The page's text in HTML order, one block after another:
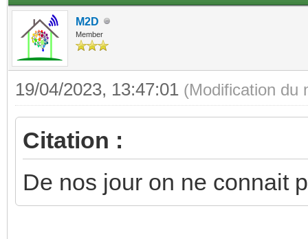
M2D
Member
19/04/2023, 13:47:01 (Modification du
Citation :
De nos jour on ne connait